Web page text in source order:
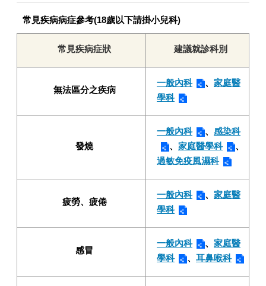
常見疾病病症參考(18歲以下請掛小兒科)
常見疾病症狀 建議就診科別
無法區分之疾病
一般內科 、 家庭醫
學科
發燒
一般內科 、 感染科
、 家庭醫學科
、
過敏免疫風濕科
疲勞、疲倦
一般內科 、 家庭醫
學科
感冒
一般內科 、 家庭醫
學科
、 耳鼻喉科